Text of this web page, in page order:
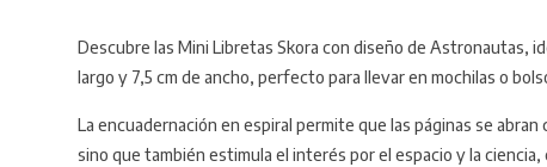
Descubre las Mini Libretas Skora con diseño de Astronautas,
largo y 7,5 cm de ancho, perfecto para llevar en mochilas o
La encuadernación en espiral permite que las páginas se
sino que también estimula el interés por el espacio y la